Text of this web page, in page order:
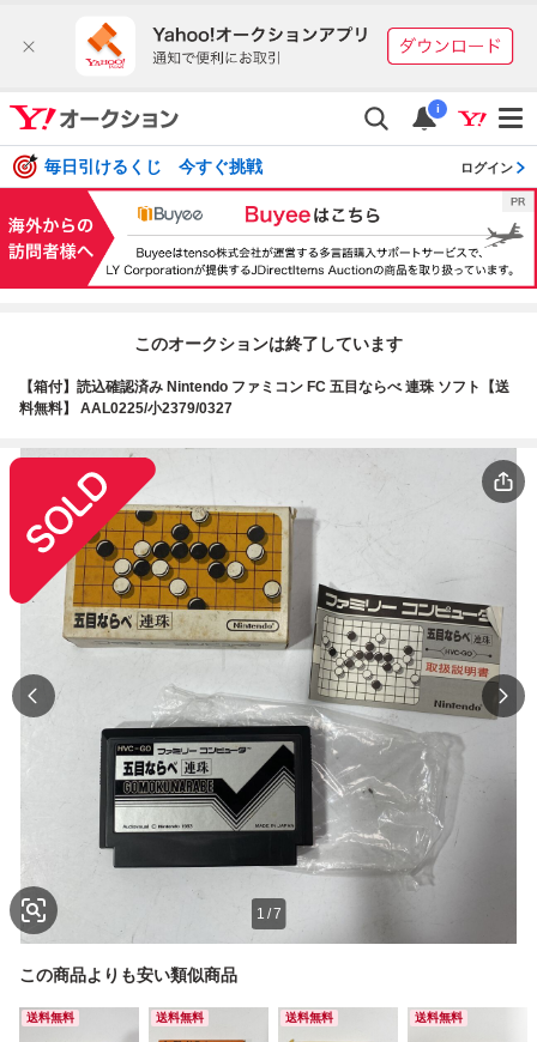
i
毎日引けるくじ 今すぐ挑戦 ログイン
このオークションは終了しています
【箱付】読込確認済み Nintendo ファミコン FC 五目ならべ 連珠 ソフト【送
料無料】 AAL0225/小2379/0327
1 /7
この商品よりも安い類似商品
送料無料 送料無料 送料無料 送料無料